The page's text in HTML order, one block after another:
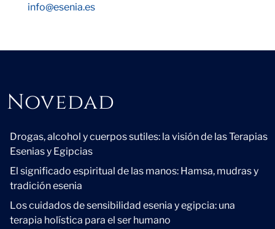
info@esenia.es
Novedad
Novedad
Drogas, alcohol y cuerpos sutiles: la visión de las Terapias
Esenias y Egipcias
El significado espiritual de las manos: Hamsa, mudras y
tradición esenia
Los cuidados de sensibilidad esenia y egipcia: una
terapia holística para el ser humano